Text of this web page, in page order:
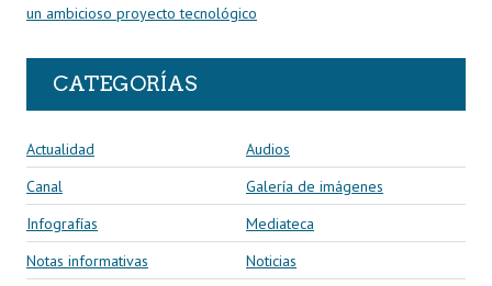
un ambicioso proyecto tecnológico
CATEGORÍAS
Actualidad
Audios
Canal
Galería de imágenes
Infografías
Mediateca
Notas informativas
Noticias